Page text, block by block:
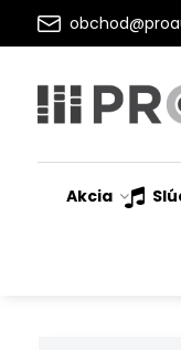
Akcia